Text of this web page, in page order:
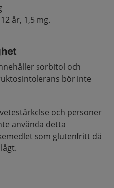
år, 1,5 mg.
sorbitol och
bör inte
och personer
använda detta
som glutenfritt då